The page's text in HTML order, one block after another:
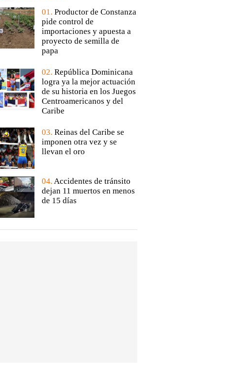
01. Productor de Constanza
pide control de
importaciones y apuesta a
proyecto de semilla de
papa
02. República Dominicana
logra ya la mejor actuación
de su historia en los Juegos
Centroamericanos y del
Caribe
03. Reinas del Caribe se
imponen otra vez y se
llevan el oro
04. Accidentes de tránsito
dejan 11 muertos en menos
de 15 días